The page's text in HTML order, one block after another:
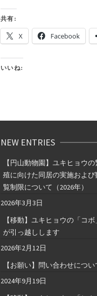
共有:
X Facebook
いいね:
NEW ENTRIES
【円山動物園】ユキヒョウの
殖に向けた同居の実施および
覧制限について（2026年）
2026年3月3日
【移動】ユキヒョウの「コボ
が引っ越しします
2026年2月12日
【お願い】問い合わせについ
2024年9月19日